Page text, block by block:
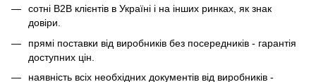
сотні B2B клієнтів в Україні і на інших ринках, як знак
довіри.
прямі поставки від виробників без посередників - гарантія
доступних цін.
наявність всіх необхідних документів від виробників -